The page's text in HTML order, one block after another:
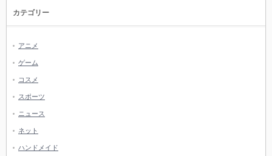
カテゴリー
アニメ
ゲーム
コスメ
スポーツ
ニュース
ネット
ハンドメイド